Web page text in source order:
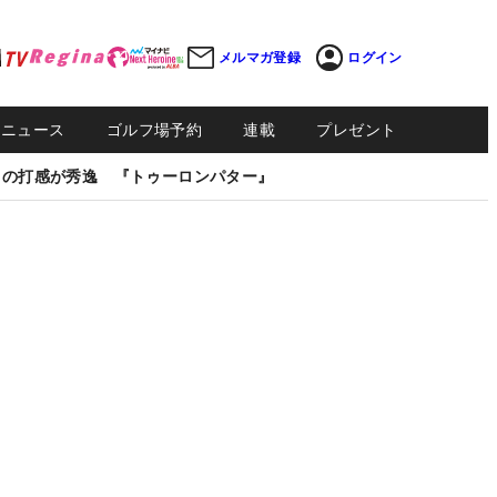
メルマガ登録 ログイン
ュース ゴルフ場予約 連載 プレゼント
打感が秀逸 『トゥーロンパター』